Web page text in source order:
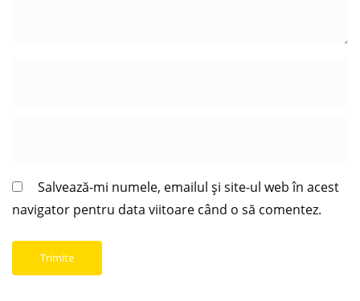
Salvează-mi numele, emailul și site-ul web în acest
navigator pentru data viitoare când o să comentez.